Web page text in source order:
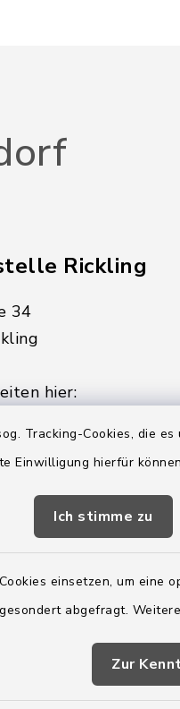
Tracking-Cookies, die
Einwilligung hierfür
Ich stimme zu
einsetzen, um
abgefragt.
Zur
Rickling
34
hier:
Uhr
am Donnerstag:
Uhr
179-0
- 179-44
boostedt-